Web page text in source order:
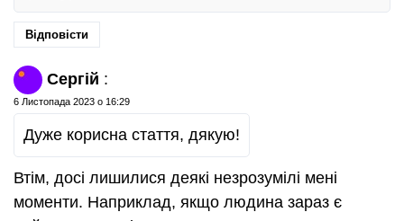
Відповісти
Сергій :
6 Листопада 2023 о 16:29
Дуже корисна стаття, дякую!
Втім, досі лишилися деякі незрозумілі мені
моменти. Наприклад, якщо людина зараз є